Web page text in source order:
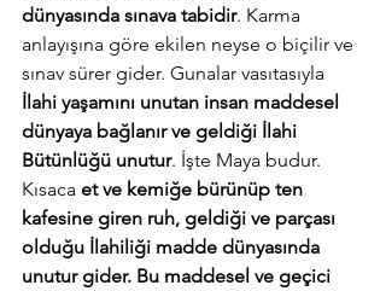
dünyasında sınava tabidir. Karma
anlayışına göre ekilen neyse o biçilir ve
sınav sürer gider. Gunalar vasıtasıyla
İlahi yaşamını unutan insan maddesel
dünyaya bağlanır ve geldiği İlahi
Bütünlüğü unutur. İşte Maya budur.
Kısaca et ve kemiğe bürünüp ten
kafesine giren ruh, geldiği ve parçası
olduğu İlahiliği madde dünyasında
unutur gider. Bu maddesel ve geçici